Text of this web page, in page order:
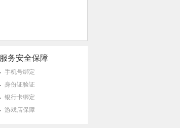
服务安全保障
手机号绑定
身份证验证
银行卡绑定
游戏店保障